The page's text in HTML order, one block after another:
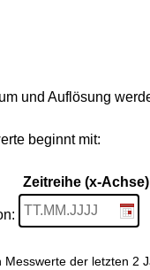
und Auflösung
beginnt mit:
Zeitreihe (x-
der letzten 2